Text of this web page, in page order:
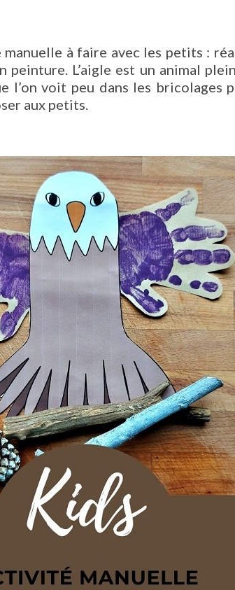
à faire avec les petits :
peinture. L’aigle est un animal
l’on voit peu dans les bricolages
aux petits.